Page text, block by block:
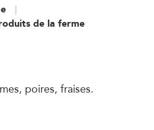
de la ferme
poires, fraises.